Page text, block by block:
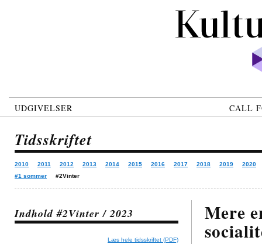
UDGIVELSER CALL
Tidsskriftet
2010 2011 2012 2013 2014 2015 2016 2017 2018 2019
2020
#1 sommer
#2Vinter
Indhold #2Vinter / 2023
Læs hele tidsskriftet (PDF)
Mere